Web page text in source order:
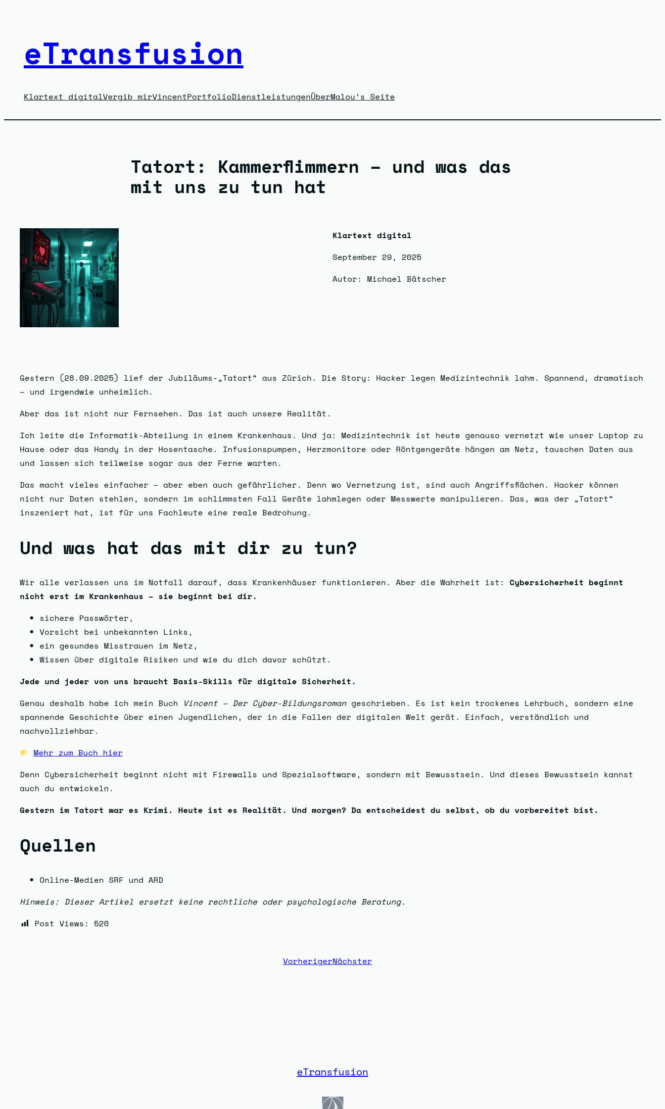
eTransfusion
Klartext digitalVergib mirVincentPortfolioDienstleistungenÜberMalou’s Seite
Tatort: Kammerflimmern – und was das
mit uns zu tun hat
Klartext digital
September 29, 2025
Autor: Michael Bätscher
Gestern (28.09.2025) lief der Jubiläums-„Tatort“ aus Zürich. Die Story: Hacker legen Medizintechnik lahm. Spannend, dramatisch
– und irgendwie unheimlich.
Aber das ist nicht nur Fernsehen. Das ist auch unsere Realität.
Ich leite die Informatik-Abteilung in einem Krankenhaus. Und ja: Medizintechnik ist heute genauso vernetzt wie unser Laptop zu
Hause oder das Handy in der Hosentasche. Infusionspumpen, Herzmonitore oder Röntgengeräte hängen am Netz, tauschen Daten aus
und lassen sich teilweise sogar aus der Ferne warten.
Das macht vieles einfacher – aber eben auch gefährlicher. Denn wo Vernetzung ist, sind auch Angriffsflächen. Hacker können
nicht nur Daten stehlen, sondern im schlimmsten Fall Geräte lahmlegen oder Messwerte manipulieren. Das, was der „Tatort“
inszeniert hat, ist für uns Fachleute eine reale Bedrohung.
Und was hat das mit dir zu tun?
Wir alle verlassen uns im Notfall darauf, dass Krankenhäuser funktionieren. Aber die Wahrheit ist: Cybersicherheit beginnt
nicht erst im Krankenhaus – sie beginnt bei dir.
sichere Passwörter,
Vorsicht bei unbekannten Links,
ein gesundes Misstrauen im Netz,
Wissen über digitale Risiken und wie du dich davor schützt.
Jede und jeder von uns braucht Basis-Skills für digitale Sicherheit.
Genau deshalb habe ich mein Buch Vincent – Der Cyber-Bildungsroman geschrieben. Es ist kein trockenes Lehrbuch, sondern eine
spannende Geschichte über einen Jugendlichen, der in die Fallen der digitalen Welt gerät. Einfach, verständlich und
nachvollziehbar.
Mehr zum Buch hier
Denn Cybersicherheit beginnt nicht mit Firewalls und Spezialsoftware, sondern mit Bewusstsein. Und dieses Bewusstsein kannst
auch du entwickeln.
Gestern im Tatort war es Krimi. Heute ist es Realität. Und morgen? Da entscheidest du selbst, ob du vorbereitet bist.
Quellen
Online-Medien SRF und ARD
Hinweis: Dieser Artikel ersetzt keine rechtliche oder psychologische Beratung.
Post Views:
520
VorherigerNächster
eTransfusion